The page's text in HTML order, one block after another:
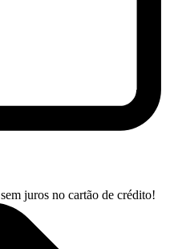
sem juros no cartão de crédito!